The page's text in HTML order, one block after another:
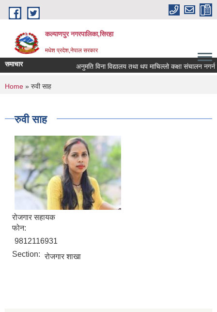
Skip to main content
कल्याणपुर नगरपालिका,सिरहा
मधेश प्रदेश,नेपाल सरकार
समाचार अनुमति विना विद्यालय तथा थप माचिल्लो कक्षा संचालन नगर्न
You are here
Home » रुवी साह
रुवी साह
रोजगार सहायक
फोन:
9812116931
Section: रोजगार शाखा